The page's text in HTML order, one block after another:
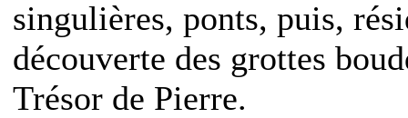
singulières, ponts, puis,
découverte des grottes
Trésor de Pierre.